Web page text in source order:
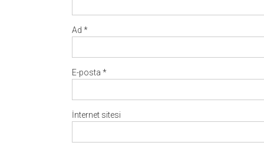
Ad *
E-posta *
İnternet sitesi